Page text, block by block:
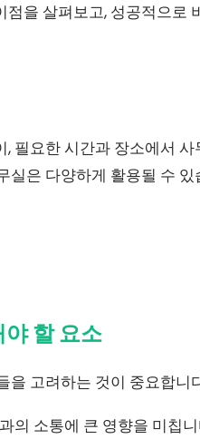
을 살펴보고, 성공적으로
필요한 시간과 장소에서
실은 다양하게 활용될 수 있
할 요소
을 고려하는 것이 중요합니
의 소통에 큰 영향을 미칩